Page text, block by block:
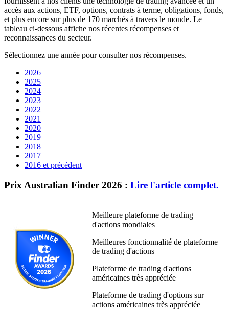
accès aux actions, ETF, options, contrats à terme, obligations, fonds,
et plus encore sur plus de 170 marchés à travers le monde. Le
tableau ci-dessous affiche nos récentes récompenses et
reconnaissances du secteur.
Sélectionnez une année pour consulter nos récompenses.
2026
2025
2024
2023
2022
2021
2020
2019
2018
2017
2016 et précédent
Prix Australian Finder 2026 : Lire l'article complet.
Meilleure plateforme de trading
d'actions mondiales
Meilleures fonctionnalité de plateforme
de trading d'actions
Plateforme de trading d'actions
américaines très appréciée
Plateforme de trading d'options sur
actions américaines très appréciée